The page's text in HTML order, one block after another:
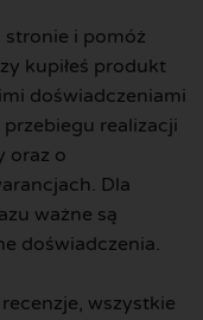
stronie i pomóż
kupiłeś produkt
doświadczeniami
realizacji
oraz o
Dla
ważne są
doświadczenia.
wszystkie